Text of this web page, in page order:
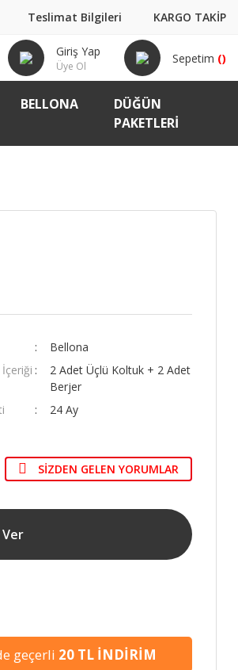
Teslimat Bilgileri KARGO TAKİP
Giriş Yap
Üye Ol
Sepetim ()
BELLONA
DÜĞÜN
PAKETLERİ
Bellona
İçeriği
2 Adet Üçlü Koltuk + 2 Adet
Berjer
24 Ay
SIZDEN GELEN YORUMLAR
geçerli 20 TL İNDİRİM